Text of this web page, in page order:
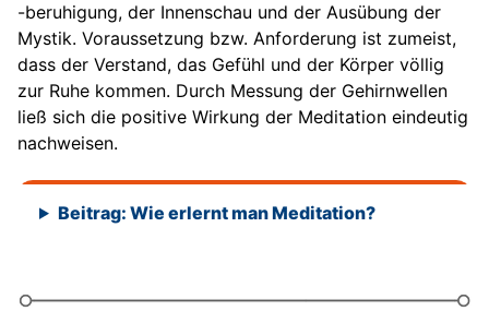
-beruhigung, der Innenschau und der Ausübung der
Mystik. Voraussetzung bzw. Anforderung ist zumeist,
dass der Verstand, das Gefühl und der Körper völlig
zur Ruhe kommen. Durch Messung der Gehirnwellen
ließ sich die positive Wirkung der Meditation eindeutig
nachweisen.
Beitrag: Wie erlernt man Meditation?